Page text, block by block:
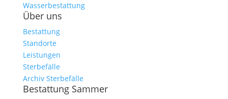
Wasserbestattung
Über uns
Bestattung
Standorte
Leistungen
Sterbefälle
Archiv Sterbefälle
Bestattung Sammer